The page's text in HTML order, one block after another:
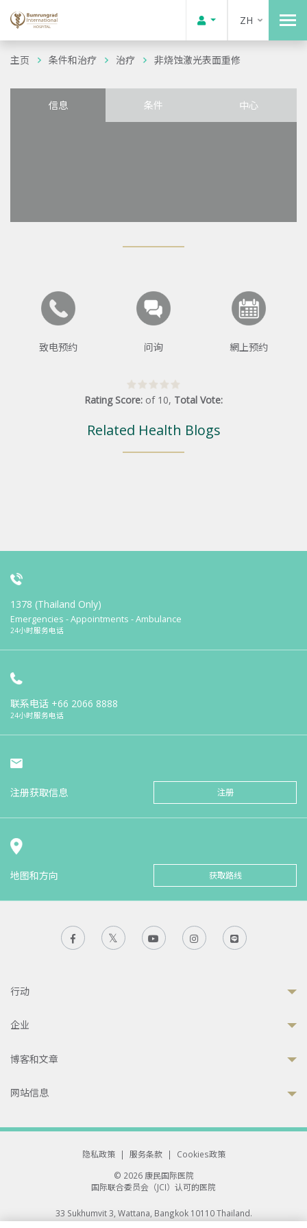
ZH
主页 条件和治疗 治疗 非烧蚀激光表面重修
信息 条件 中心
致电预约 问询 網上预约
Rating Score: of 10, Total Vote:
Related Health Blogs
1378 (Thailand Only)
Emergencies - Appointments - Ambulance
24小时服务电话
联系电话 +66 2066 8888
24小时服务电话
注册获取信息 注册
地图和方向 获取路线
行动
企业
博客和文章
网站信息
隐私政策 | 服务条款 |
Cookies政策
© 2026 康民国际医院
国际联合委员会（JCI）认可的医院
33 Sukhumvit 3, Wattana, Bangkok 10110 Thailand.
All rights reserved.